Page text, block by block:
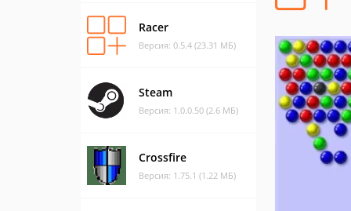
Racer
Версия: 0.5.4 (23.31 МБ)
Steam
Версия: 1.0.0.50 (2.6 МБ)
Crossfire
Версия: 1.75.1 (1.22 МБ)